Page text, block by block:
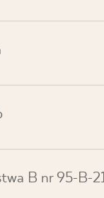
B nr 95-B-